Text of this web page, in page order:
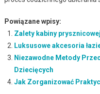
Powiązane wpisy:
Zalety kabiny
Luksusowe akcesoria
Niezawodne Metody
Dziecięcych
Jak Zorganizować